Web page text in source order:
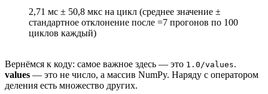
2,71 мс ± 50,8 мкс на цикл (среднее значение ±
стандартное отклонение после =7 прогонов по 100
циклов каждый)
Вернёмся к коду: самое важное здесь — это 1.0/values.
values — это не число, а массив NumPy. Наряду с оператором
деления есть множество других.